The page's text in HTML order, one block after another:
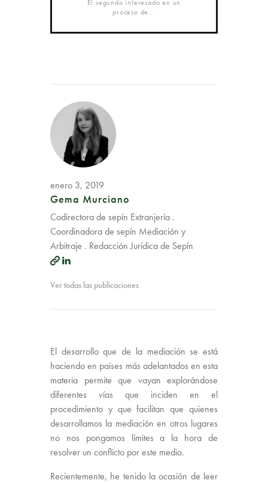
El segundo interesado en un
proceso de...
enero 3, 2019
Gema Murciano
Codirectora de sepín Extranjería .
Coordinadora de sepín Mediación y
Arbitraje . Redacción Jurídica de Sepín
Ver todas las publicaciones
El desarrollo que de la mediación se está
haciendo en países más adelantados en esta
materia permite que vayan explorándose
diferentes vías que inciden en el
procedimiento y que facilitan que quienes
desarrollamos la mediación en otros lugares
no nos pongamos límites a la hora de
resolver un conflicto por este medio.
Recientemente, he tenido la ocasión de leer